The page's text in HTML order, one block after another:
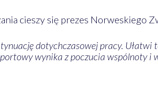
cieszy się prezes Norweskiego
dotychczasowej pracy. Ułatwi
wynika z poczucia wspólnoty i